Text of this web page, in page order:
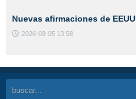
Nuevas afirmaciones de
2026-08-05 13:58